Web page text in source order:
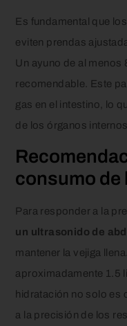
Es fundamental que
eviten prendas
Un ayuno de al
recomendable. Este
gas en el intestino, lo
de los órganos internos.
consumo de
Para responder a la
un ultrasonido de
mantener la vejiga
aproximadamente 1.5
hidratación no solo es
a la precisión de los